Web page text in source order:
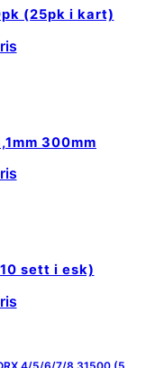
(25pk i kart)
300mm
sett i esk)